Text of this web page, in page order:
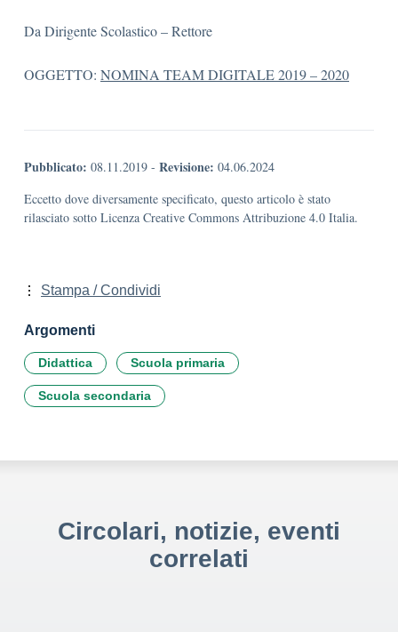
Da Dirigente Scolastico – Rettore
OGGETTO: NOMINA TEAM DIGITALE 2019 – 2020
Pubblicato: 08.11.2019 - Revisione: 04.06.2024
Eccetto dove diversamente specificato, questo articolo è stato
rilasciato sotto Licenza Creative Commons Attribuzione 4.0 Italia.
Stampa / Condividi
Argomenti
Didattica Scuola primaria
Scuola secondaria
Circolari, notizie, eventi
correlati